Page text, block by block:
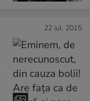
22 iul. 2015